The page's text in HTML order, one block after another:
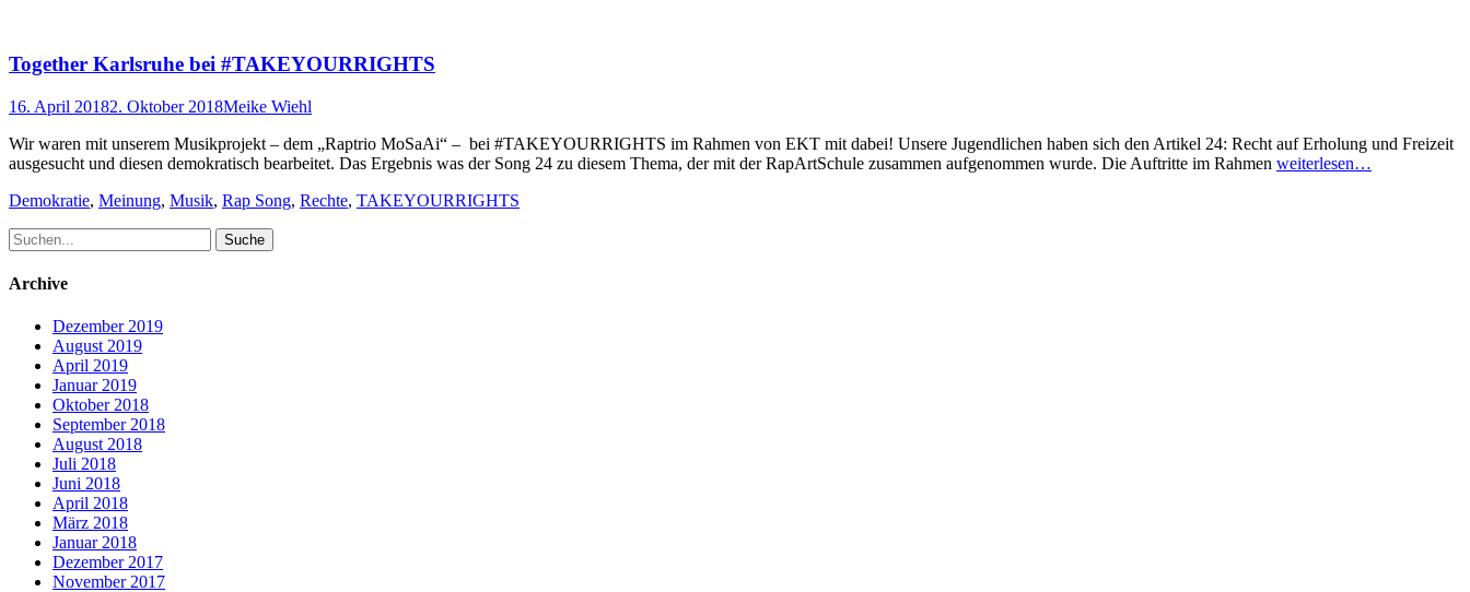
Together Karlsruhe bei #TAKEYOURRIGHTS
Posted
16. April 20182. Oktober 2018Author
Meike Wiehl
Wir waren mit unserem Musikprojekt – dem „Raptrio MoSaAi“ – bei #TAKEYOURRIGHTS im Rahmen von EKT mit dabei! Unsere Jugendlichen haben sich den Artikel 24: Recht auf Erholung und Freizeit
ausgesucht und diesen demokratisch bearbeitet. Das Ergebnis was der Song 24 zu diesem Thema, der mit der RapArtSchule zusammen aufgenommen wurde. Die Auftritte im Rahmen weiterlesen…
Schlagworte
Demokratie, Meinung, Musik, Rap Song, Rechte, TAKEYOURRIGHTS
Suche
nach:
Archive
Dezember 2019
August 2019
April 2019
Januar 2019
Oktober 2018
September 2018
August 2018
Juli 2018
Juni 2018
April 2018
März 2018
Januar 2018
Dezember 2017
November 2017